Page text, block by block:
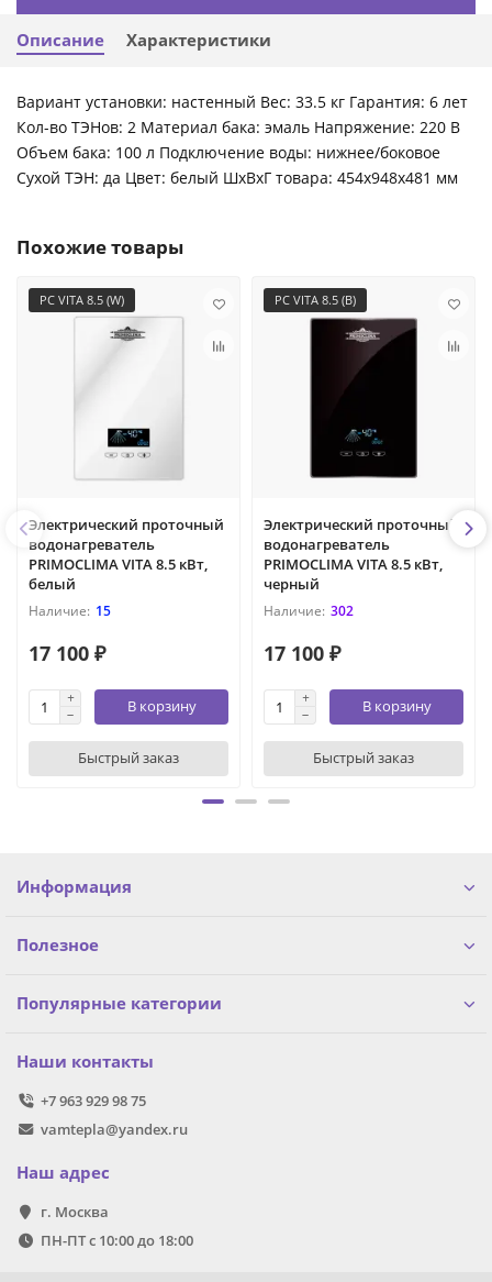
Описание Характеристики
Вариант установки: настенный Вес: 33.5 кг Гарантия: 6 лет
Кол-во ТЭНов: 2 Материал бака: эмаль Напряжение: 220 В
Объем бака: 100 л Подключение воды: нижнее/боковое
Сухой ТЭН: да Цвет: белый ШxВxГ товара: 454x948x481 мм
Похожие товары
PC VITA 8.5 (W)
Электрический проточный
водонагреватель
PRIMOCLIMA VITA 8.5 кВт,
белый
15
17 100 ₽
В корзину
Быстрый заказ
PC VITA 8.5 (B)
Электрический проточный
водонагреватель
PRIMOCLIMA VITA 8.5 кВт,
черный
302
17 100 ₽
В корзину
Быстрый заказ
Информация
Полезное
Популярные категории
Наши контакты
+7 963 929 98 75
vamtepla@yandex.ru
Наш адрес
г. Москва
ПН-ПТ с 10:00 до 18:00